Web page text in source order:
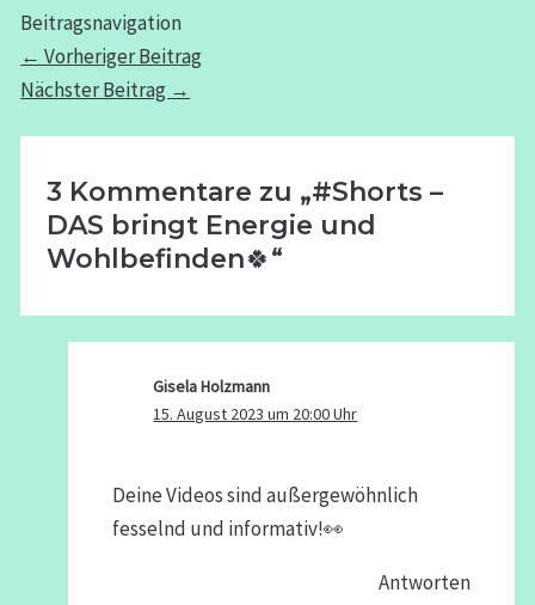
Beitragsnavigation
← Vorheriger Beitrag
Nächster Beitrag →
3 Kommentare zu „#Shorts –
DAS bringt Energie und
Wohlbefinden🍀“
Gisela Holzmann
15. August 2023 um 20:00 Uhr
Deine Videos sind außergewöhnlich
fesselnd und informativ!👀
Antworten